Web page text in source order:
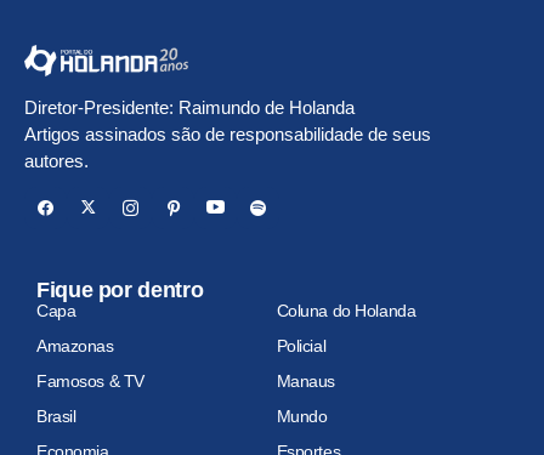
Diretor-Presidente: Raimundo de Holanda
Artigos assinados são de responsabilidade de seus
autores.
Fique por dentro
Capa
Coluna do Holanda
Amazonas
Policial
Famosos & TV
Manaus
Brasil
Mundo
Economia
Esportes